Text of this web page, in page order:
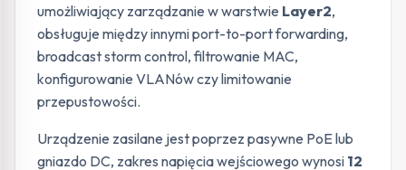
umożliwiający zarządzanie w warstwie Layer2,
obsługuje między innymi port-to-port forwarding,
broadcast storm control, filtrowanie MAC,
konfigurowanie VLANów czy limitowanie
przepustowości.
Urządzenie zasilane jest poprzez pasywne PoE lub
gniazdo DC, zakres napięcia wejściowego wynosi 12